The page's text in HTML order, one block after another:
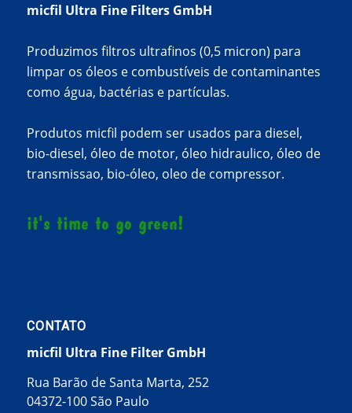
micfil Ultra Fine Filters GmbH
Produzimos filtros ultrafinos (0,5 micron) para
limpar os óleos e combustíveis de contaminantes
como água, bactérias e partículas.
Produtos micfil podem ser usados para diesel,
bio-diesel, óleo de motor, óleo hidraulico, óleo de
transmissao, bio-óleo, oleo de compressor.
it's time to go green!
CONTATO
micfil Ultra Fine Filter GmbH
Rua Barão de Santa Marta, 252
04372-100 São Paulo